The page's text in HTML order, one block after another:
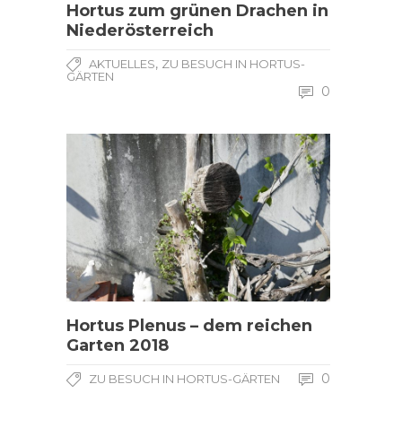
Hortus zum grünen Drachen in
Niederösterreich
AKTUELLES, ZU BESUCH IN HORTUS-
GÄRTEN
0
Hortus Plenus – dem reichen
Garten 2018
ZU BESUCH IN HORTUS-GÄRTEN 0